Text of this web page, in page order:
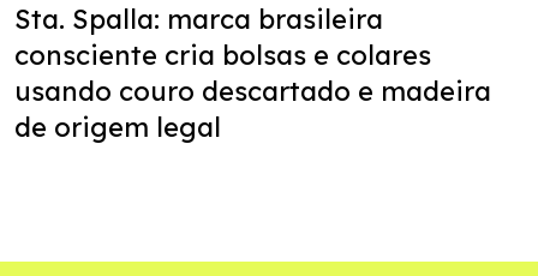
Sta. Spalla: marca brasileira
consciente cria bolsas e colares
usando couro descartado e madeira
de origem legal